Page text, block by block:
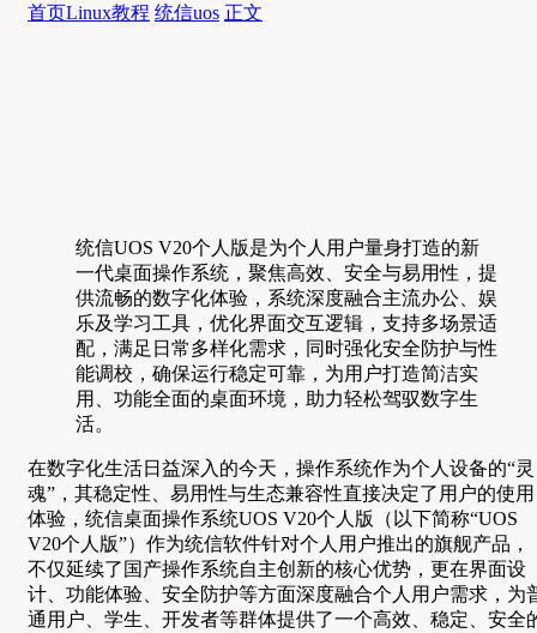
首页Linux教程 统信uos 正文
统信UOS V20个人版是为个人用户量身打造的新
一代桌面操作系统，聚焦高效、安全与易用性，提
供流畅的数字化体验，系统深度融合主流办公、娱
乐及学习工具，优化界面交互逻辑，支持多场景适
配，满足日常多样化需求，同时强化安全防护与性
能调校，确保运行稳定可靠，为用户打造简洁实
用、功能全面的桌面环境，助力轻松驾驭数字生
活。
在数字化生活日益深入的今天，操作系统作为个人设备的“灵
魂”，其稳定性、易用性与生态兼容性直接决定了用户的使用
体验，统信桌面操作系统UOS V20个人版（以下简称“UOS
V20个人版”）作为统信软件针对个人用户推出的旗舰产品，
不仅延续了国产操作系统自主创新的核心优势，更在界面设
计、功能体验、安全防护等方面深度融合个人用户需求，为
通用户、学生、开发者等群体提供了一个高效、稳定、安全